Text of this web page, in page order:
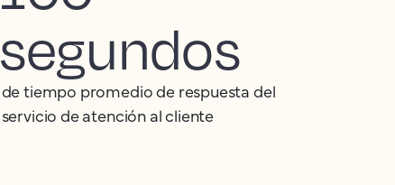
segundos
de tiempo promedio de respuesta del
servicio de atención al cliente